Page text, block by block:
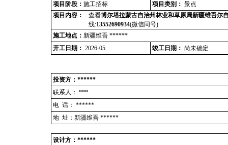
项目阶段： 施工招标 项目类别： 景点
项目内容：
查看博尔塔拉蒙古自治州林业和草原局新疆维吾尔
线:13552690934(微信同号)
施工地点： 新疆维吾 ******
开工日期： 2026-05 竣工日期： 尚未确定
投资方：******
联系人： ***
电 话： ******
地 址：新疆维吾 ******
设计方：******